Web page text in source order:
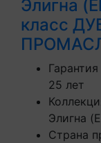
Элигна
класс
25 лет
Элигна
Страна